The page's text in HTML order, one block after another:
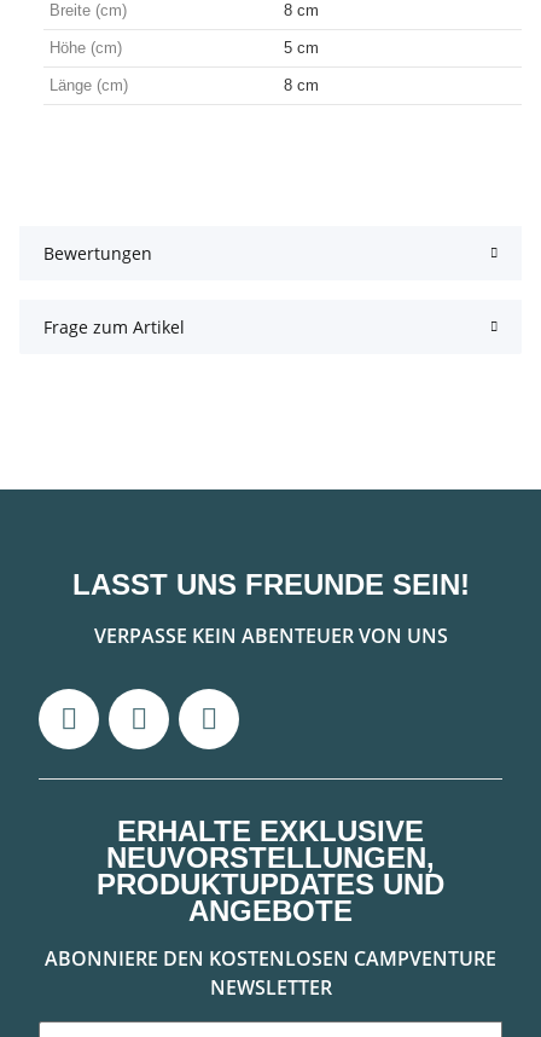
Breite (cm) 8 cm
Höhe (cm) 5 cm
Länge (cm) 8 cm
Bewertungen
Frage zum Artikel
LASST UNS FREUNDE SEIN!
VERPASSE KEIN ABENTEUER VON UNS
ERHALTE EXKLUSIVE
NEUVORSTELLUNGEN,
PRODUKTUPDATES UND
ANGEBOTE
ABONNIERE DEN KOSTENLOSEN CAMPVENTURE
NEWSLETTER